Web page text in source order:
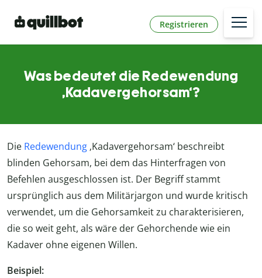
Registrieren
Was bedeutet die Redewendung
‚Kadavergehorsam‘?
Die Redewendung ‚Kadavergehorsam‘ beschreibt
blinden Gehorsam, bei dem das Hinterfragen von
Befehlen ausgeschlossen ist. Der Begriff stammt
ursprünglich aus dem Militärjargon und wurde kritisch
verwendet, um die Gehorsamkeit zu charakterisieren,
die so weit geht, als wäre der Gehorchende wie ein
Kadaver ohne eigenen Willen.
Beispiel: